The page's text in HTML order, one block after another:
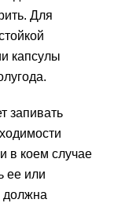
Для
капсулы
запивать
в коем случае
ее или
должна